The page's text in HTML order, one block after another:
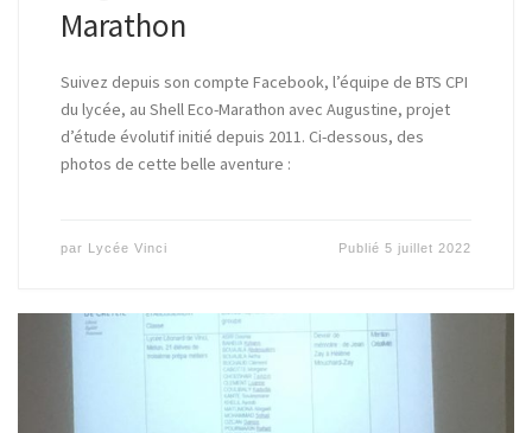
Marathon
Suivez depuis son compte Facebook, l’équipe de BTS CPI
du lycée, au Shell Eco-Marathon avec Augustine, projet
d’étude évolutif initié depuis 2011. Ci-dessous, des
photos de cette belle aventure :
par Lycée Vinci Publié5 juillet 2022